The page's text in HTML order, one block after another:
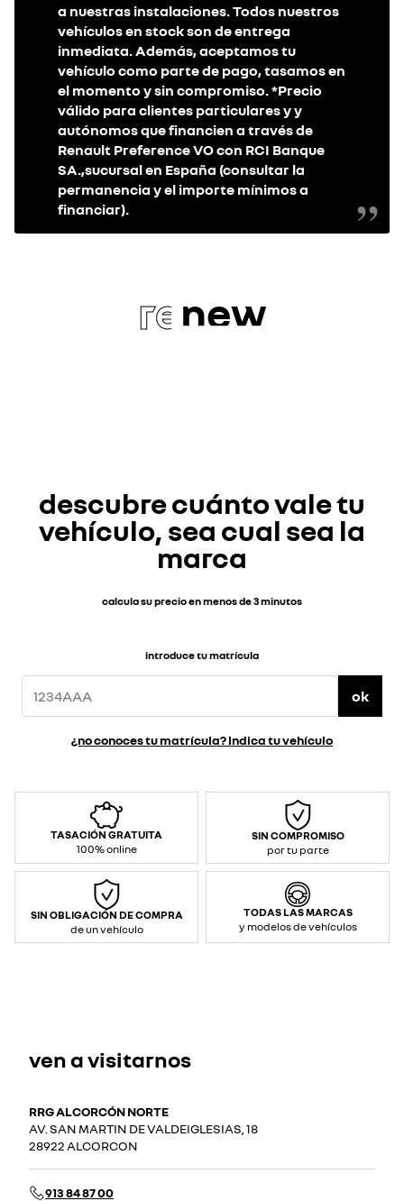
a nuestras instalaciones. Todos nuestros
vehículos en stock son de entrega
inmediata. Además, aceptamos tu
vehículo como parte de pago, tasamos en
el momento y sin compromiso. *Precio
válido para clientes particulares y y
autónomos que financien a través de
Renault Preference VO con RCI Banque
SA.,sucursal en España (consultar la
permanencia y el importe mínimos a
financiar).
re new
descubre cuánto vale tu
vehículo, sea cual sea la
marca
calcula su precio en menos de 3 minutos
introduce tu matrícula
ok
¿no conoces tu matrícula? Indica tu vehículo
TASACIÓN GRATUITA
100% online
SIN COMPROMISO
por tu parte
SIN OBLIGACIÓN DE COMPRA
de un vehículo
TODAS LAS MARCAS
y modelos de vehículos
ven a visitarnos
RRG ALCORCÓN NORTE
AV. SAN MARTIN DE VALDEIGLESIAS, 18
28922 ALCORCON
913 84 87 00